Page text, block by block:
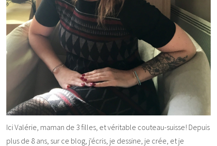
Ici Valérie, maman de 3 filles, et véritable couteau-suisse! Depuis
plus de 8 ans, sur ce blog, j'écris, je dessine, je crée, et je